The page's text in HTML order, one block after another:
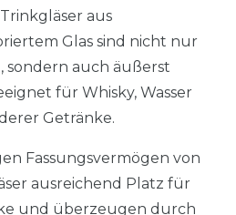
aus
Glas sind nicht nur
sondern auch äußerst
für Whisky, Wasser
Getränke.
Fassungsvermögen von
ausreichend Platz für
und überzeugen durch